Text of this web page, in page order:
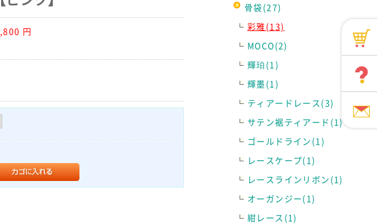
円
骨袋(27)
彩雅(13)
MOCO(2)
輝珀(1)
輝墨(1)
ティアードレース(3)
サテン裾ティアード(1)
ゴールドライン(1)
レースケープ(1)
レースラインリボン(1)
オーガンジー(1)
紺レース(1)